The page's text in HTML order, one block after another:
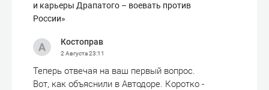
и карьеры Драпатого – воевать против
России»
Костоправ
2 Августа23:11
Теперь отвечая на ваш первый вопрос.
Вот, как объяснили в Автодоре. Коротко -